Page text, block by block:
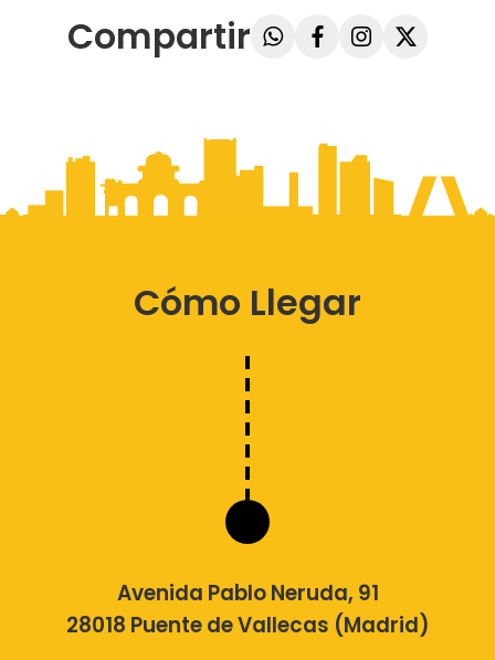
Compartir
Cómo Llegar
Avenida Pablo Neruda, 91
28018 Puente de Vallecas (Madrid)